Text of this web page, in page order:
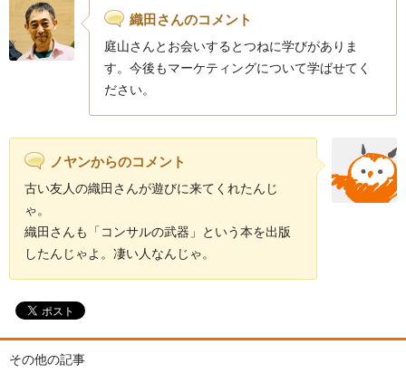
織田さんのコメント
庭山さんとお会いするとつねに学びがありま
す。今後もマーケティングについて学ばせてく
ださい。
ノヤンからのコメント
古い友人の織田さんが遊びに来てくれたんじ
ゃ。
織田さんも「コンサルの武器」という本を出版
したんじゃよ。凄い人なんじゃ。
その他の記事